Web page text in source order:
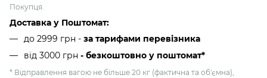
Покупця.
Доставка у Поштомат:
до 2999 грн - за тарифами перевізника
від 3000 грн - безкоштовно у поштомат*
* Відправлення вагою не більше 20 кг (фактична та об'ємна),